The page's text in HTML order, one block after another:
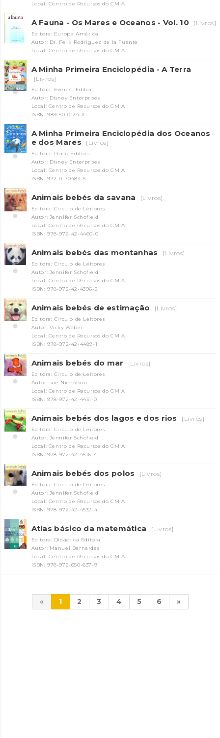
Local: Centro de Recursos do CMIA
A Fauna - Os Mares e Oceanos - Vol. 10 [Livros]
Editora: Europa América
Autor: Dr. Félix Rodriguez de la Fuente
Local: Centro de Recursos do CMIA
A Minha Primeira Enciclopédia - A Terra
[Livros]
Editora: Everest Editora
Autor: Disney Enterprises
Local: Centro de Recursos do CMIA
ISBN: 989-50-0124-X
A Minha Primeira Enciclopédia dos Oceanos
e dos Mares
[Livros]
Editora: Porto Editora
Autor: Disney Enterprises
Local: Centro de Recursos do CMIA
ISBN: 972-0-70484-5
Animais bebés da savana [Livros]
Editora: Circulo de Leitores
Autor: Jennifer Schofield
Local: Centro de Recursos do CMIA
ISBN: 978-972-42-4460-0
Animais bebés das montanhas [Livros]
Editora: Circulo de Leitores
Autor: Jennifer Schofield
Local: Centro de Recursos do CMIA
ISBN: 978-972-42-4396-2
Animais bebés de estimação [Livros]
Editora: Circulo de Leitores
Autor: Vicky Weber
Local: Centro de Recursos do CMIA
ISBN: 978-972-42-4489-1
Animais bebés do mar [Livros]
Editora: Circulo de Leitores
Autor: sue Nicholson
Local: Centro de Recursos do CMIA
ISBN: 978-972-42-4431-0
Animais bebés dos lagos e dos rios [Livros]
Editora: Circulo de Leitores
Autor: Jennifer Schofield
Local: Centro de Recursos do CMIA
ISBN: 978-972-42-4516-4
Animais bebés dos polos [Livros]
Editora: Circulo de Leitores
Autor: Jennifer Schofield
Local: Centro de Recursos do CMIA
ISBN: 978-972-42-4532-4
Atlas básico da matemática [Livros]
Editora: Didáctica Editora
Autor: Manuel Bernardes
Local: Centro de Recursos do CMIA
ISBN: 978-972-650-637-9
« 1 2 3 4 5 6 »